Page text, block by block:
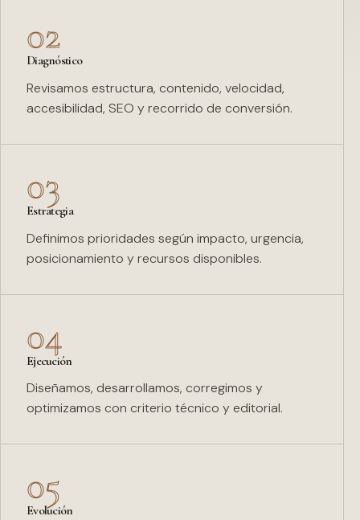
02
Diagnóstico
Revisamos estructura, contenido, velocidad,
accesibilidad, SEO y recorrido de conversión.
03
Estrategia
Definimos prioridades según impacto, urgencia,
posicionamiento y recursos disponibles.
04
Ejecución
Diseñamos, desarrollamos, corregimos y
optimizamos con criterio técnico y editorial.
05
Evolución